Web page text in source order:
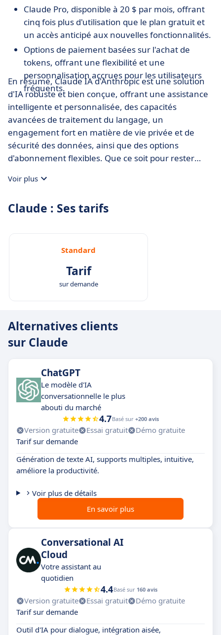
Claude Pro, disponible à 20 $ par mois, offrant
cinq fois plus d'utilisation que le plan gratuit et
un accès anticipé aux nouvelles fonctionnalités.
Options de paiement basées sur l'achat de
tokens, offrant une flexibilité et une
personnalisation accrues pour les utilisateurs
fréquents.
En résumé, Claude IA d'Anthropic est une solution
d'IA robuste et bien conçue, offrant une assistance
intelligente et personnalisée, des capacités
avancées de traitement du langage, un
engagement fort en matière de vie privée et de
sécurité des données, ainsi que des options
d'abonnement flexibles. Que ce soit pour rester
sécurité ou développer votre entreprise, Claude IA
optimale.
Voir plus
Claude : Ses tarifs
Standard
Tarif
sur demande
Alternatives clients
sur Claude
ChatGPT
Le modèle d'IA
conversationnelle le plus
abouti du marché
4.7Basé sur +200 avis
Version gratuite Essai gratuit
Démo gratuite
Tarif sur demande
Génération de texte AI, supports multiples, intuitive,
améliore la productivité.
Voir plus de détails
En savoir plus
Conversational AI
Cloud
Votre assistant au
quotidien
4.4Basé sur 160 avis
Version gratuite Essai gratuit
Démo gratuite
Tarif sur demande
Outil d'IA pour dialogue, intégration aisée,